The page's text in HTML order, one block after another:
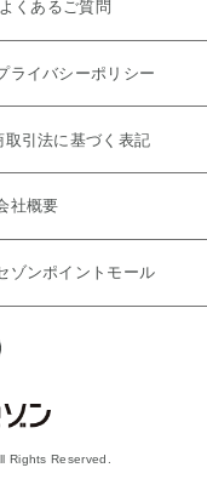
よくあるご質問
ライバシーポリシー
取引法に基づく表記
社概要
ゾンポイントモール
Rights Reserved.